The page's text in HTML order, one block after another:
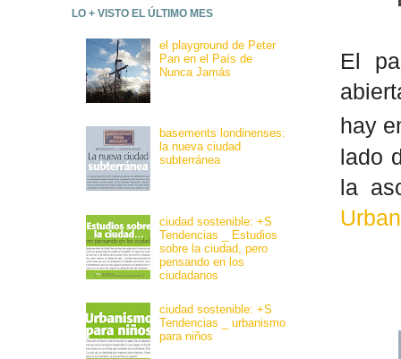
El
hay
lado
la
LO + VISTO EL ÚLTIMO MES
el playground de Peter
Pan en el País de
Nunca Jamás
basements londinenses:
la nueva ciudad
subterránea
ciudad sostenible: +S
Tendencias _ Estudios
sobre la ciudad, pero
pensando en los
ciudadanos
ciudad sostenible: +S
Tendencias _ urbanismo
para niños